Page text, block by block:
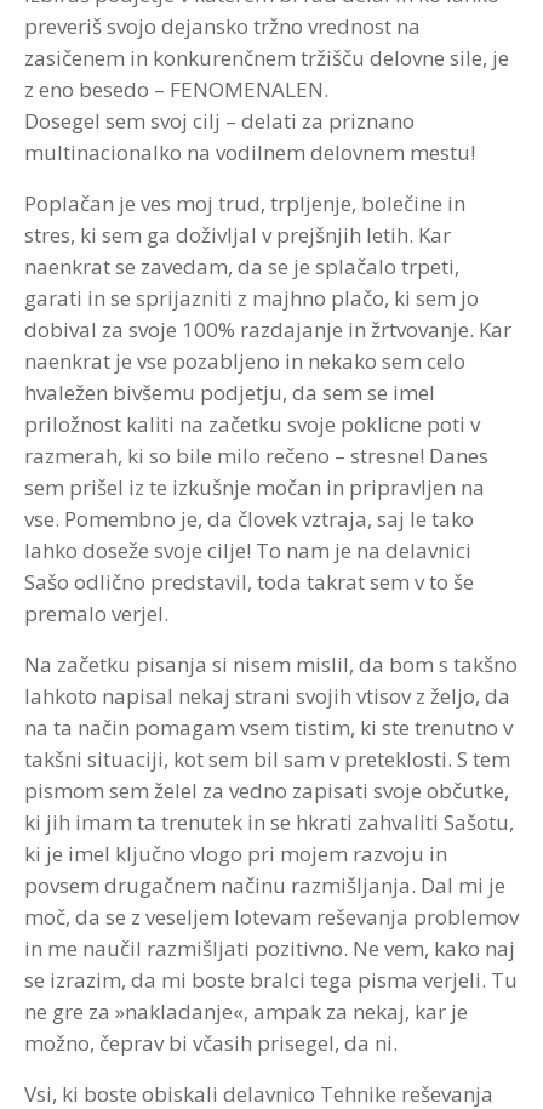
preveriš svojo dejansko tržno vrednost na
zasičenem in konkurenčnem tržišču delovne sile, je
z eno besedo – FENOMENALEN.
Dosegel sem svoj cilj – delati za priznano
multinacionalko na vodilnem delovnem mestu!
Poplačan je ves moj trud, trpljenje, bolečine in
stres, ki sem ga doživljal v prejšnjih letih. Kar
naenkrat se zavedam, da se je splačalo trpeti,
garati in se sprijazniti z majhno plačo, ki sem jo
dobival za svoje 100% razdajanje in žrtvovanje. Kar
naenkrat je vse pozabljeno in nekako sem celo
hvaležen bivšemu podjetju, da sem se imel
priložnost kaliti na začetku svoje poklicne poti v
razmerah, ki so bile milo rečeno – stresne! Danes
sem prišel iz te izkušnje močan in pripravljen na
vse. Pomembno je, da človek vztraja, saj le tako
lahko doseže svoje cilje! To nam je na delavnici
Sašo odlično predstavil, toda takrat sem v to še
premalo verjel.
Na začetku pisanja si nisem mislil, da bom s takšno
lahkoto napisal nekaj strani svojih vtisov z željo, da
na ta način pomagam vsem tistim, ki ste trenutno v
takšni situaciji, kot sem bil sam v preteklosti. S tem
pismom sem želel za vedno zapisati svoje občutke,
ki jih imam ta trenutek in se hkrati zahvaliti Sašotu,
ki je imel ključno vlogo pri mojem razvoju in
povsem drugačnem načinu razmišljanja. Dal mi je
moč, da se z veseljem lotevam reševanja problemov
in me naučil razmišljati pozitivno. Ne vem, kako naj
se izrazim, da mi boste bralci tega pisma verjeli. Tu
ne gre za »nakladanje«, ampak za nekaj, kar je
možno, čeprav bi včasih prisegel, da ni.
Vsi, ki boste obiskali delavnico Tehnike reševanja